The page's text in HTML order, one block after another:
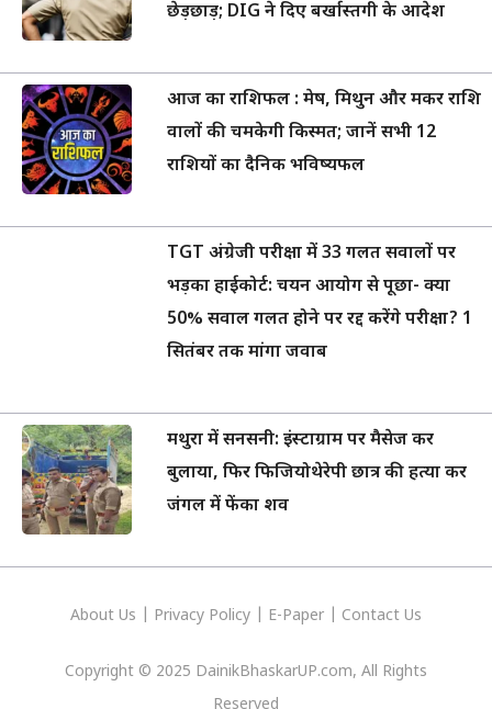
छेड़छाड़; DIG ने दिए बर्खास्तगी के आदेश
आज का राशिफल : मेष, मिथुन और मकर राशि
वालों की चमकेगी किस्मत; जानें सभी 12
राशियों का दैनिक भविष्यफल
TGT अंग्रेजी परीक्षा में 33 गलत सवालों पर
भड़का हाईकोर्ट: चयन आयोग से पूछा- क्या
50% सवाल गलत होने पर रद्द करेंगे परीक्षा? 1
सितंबर तक मांगा जवाब
मथुरा में सनसनी: इंस्टाग्राम पर मैसेज कर
बुलाया, फिर फिजियोथेरेपी छात्र की हत्या कर
जंगल में फेंका शव
About Us Privacy Policy E-Paper Contact Us
Copyright © 2025 DainikBhaskarUP.com, All Rights